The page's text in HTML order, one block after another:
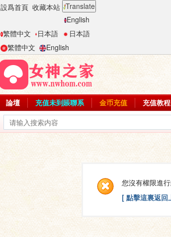
設爲首頁 收藏本站 Translate
English
繁體中文
日本語
日本語
繁體中文
English
論壇 充值未到賬聯系 金币充值 充值教程
您沒有權限進
[ 點擊這裏返回